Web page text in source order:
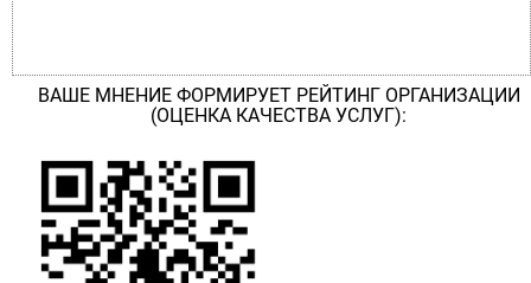
ВАШЕ МНЕНИЕ ФОРМИРУЕТ РЕЙТИНГ ОРГАНИЗАЦИИ
(ОЦЕНКА КАЧЕСТВА УСЛУГ):